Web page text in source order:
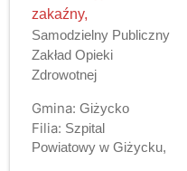
zakaźny,
Samodzielny Publiczny
Zakład Opieki
Zdrowotnej
Gmina: Giżycko
Filia: Szpital
Powiatowy w Giżycku,